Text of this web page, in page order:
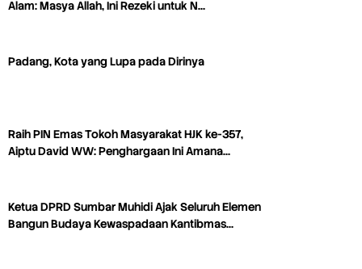
Alam: Masya Allah, Ini Rezeki untuk N…
Padang, Kota yang Lupa pada Dirinya
Raih PIN Emas Tokoh Masyarakat HJK ke-357,
Aiptu David WW: Penghargaan Ini Amana…
Ketua DPRD Sumbar Muhidi Ajak Seluruh Elemen
Bangun Budaya Kewaspadaan Kantibmas…